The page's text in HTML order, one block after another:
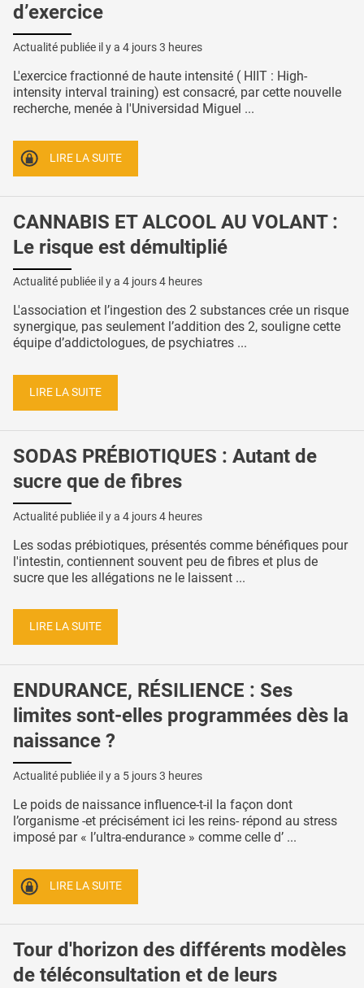
d’exercice
Actualité publiée il y a 4 jours 3 heures
L'exercice fractionné de haute intensité ( HIIT : High-
intensity interval training) est consacré, par cette nouvelle
recherche, menée à l'Universidad Miguel ...
LIRE LA SUITE
CANNABIS ET ALCOOL AU VOLANT :
Le risque est démultiplié
Actualité publiée il y a 4 jours 4 heures
L'association et l’ingestion des 2 substances crée un risque
synergique, pas seulement l’addition des 2, souligne cette
équipe d’addictologues, de psychiatres ...
LIRE LA SUITE
SODAS PRÉBIOTIQUES : Autant de
sucre que de fibres
Actualité publiée il y a 4 jours 4 heures
Les sodas prébiotiques, présentés comme bénéfiques pour
l'intestin, contiennent souvent peu de fibres et plus de
sucre que les allégations ne le laissent ...
LIRE LA SUITE
ENDURANCE, RÉSILIENCE : Ses
limites sont-elles programmées dès la
naissance ?
Actualité publiée il y a 5 jours 3 heures
Le poids de naissance influence-t-il la façon dont
l’organisme -et précisément ici les reins- répond au stress
imposé par « l’ultra-endurance » comme celle d’ ...
LIRE LA SUITE
Tour d'horizon des différents modèles
de téléconsultation et de leurs